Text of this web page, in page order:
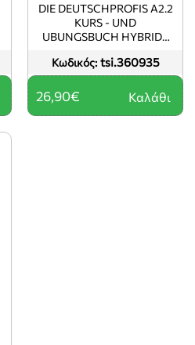
Κωδικός: tsi.360935
DIE DEUTSCHPROFIS A2.2
KURS - UND
UBUNGSBUCH HYBRIDE
26,90€ Καλάθι